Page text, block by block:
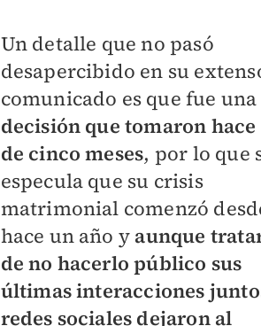
Un detalle que no pasó
desapercibido en su
comunicado es que fue una
decisión que tomaron hace
de cinco meses, por lo que
especula que su crisis
matrimonial comenzó
hace un año y aunque
de no hacerlo público sus
últimas interacciones
redes sociales dejaron al